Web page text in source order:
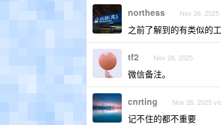
northess Nov 26, 2025
之前了解到的有类似的
tf2 Nov 26, 2025
微信备注。
cnrting Nov 26, 2025
记不住的都不重要